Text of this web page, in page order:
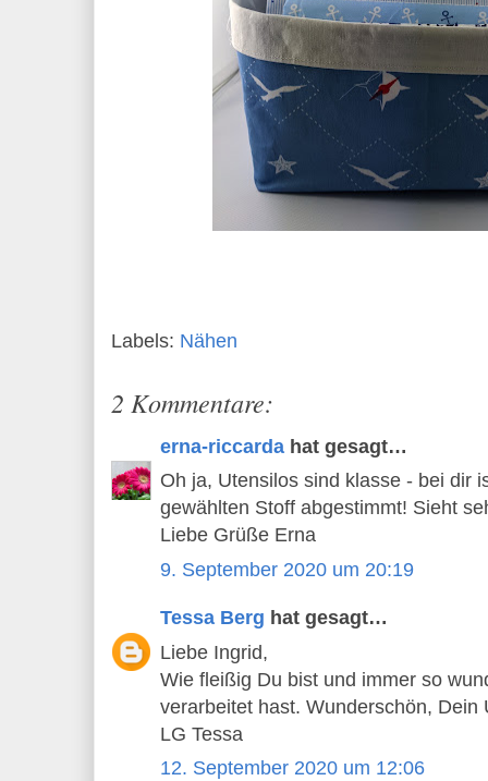
Labels: Nähen
2 Kommentare:
erna-riccarda hat gesagt…
Oh ja, Utensilos sind klasse - bei dir
gewählten Stoff abgestimmt! Sieht
Liebe Grüße Erna
9. September 2020 um 20:19
Tessa Berg hat gesagt…
Liebe Ingrid,
Wie fleißig Du bist und immer so
verarbeitet hast. Wunderschön, Dein
LG Tessa
12. September 2020 um 12:06